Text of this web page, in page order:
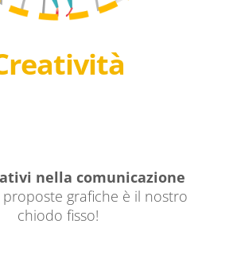
nella comunicazione
grafiche è il nostro
chiodo fisso!